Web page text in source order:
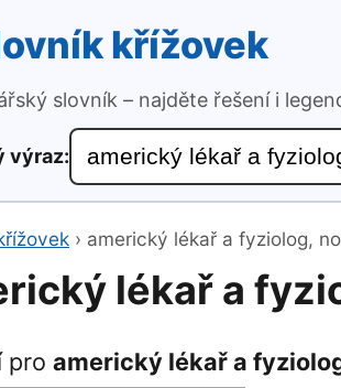
křížovek
slovník – najděte řešení i
výraz:
› americký lékař a fyziolog,
lékař a
pro americký lékař a